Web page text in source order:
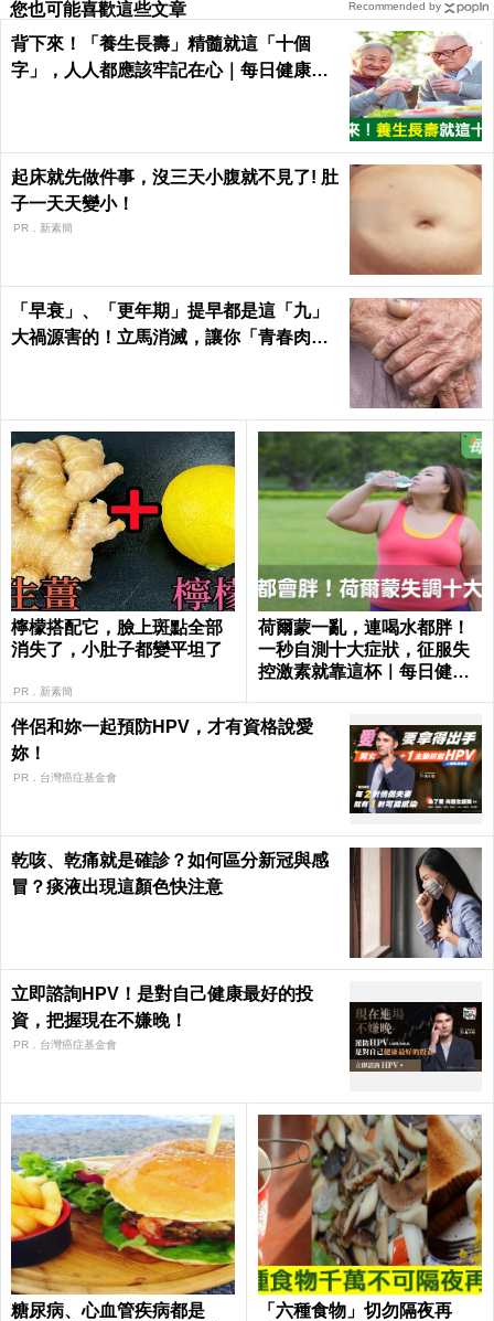
您也可能喜歡這些文章
背下來！「養生長壽」精髓就這「十個
字」，人人都應該牢記在心｜每日健康He
起床就先做件事，沒三天小腹就不見了! 肚
子一天天變小！
PR．新素簡
「早衰」、「更年期」提早都是這「九」
大禍源害的！立馬消滅，讓你「青春肉
檸檬搭配它，臉上斑點全部
消失了，小肚子都變平坦了
PR．新素簡
荷爾蒙一亂，連喝水都胖！
一秒自測十大症狀，征服失
控激素就靠這杯｜每日健康
伴侶和妳一起預防HPV，才有資格說愛
妳！
PR．台灣癌症基金會
乾咳、乾痛就是確診？如何區分新冠與感
冒？痰液出現這顏色快注意
立即諮詢HPV！是對自己健康最好的投
資，把握現在不嫌晚！
PR．台灣癌症基金會
糖尿病、心血管疾病都是
「六種食物」切勿隔夜再
Recommended by